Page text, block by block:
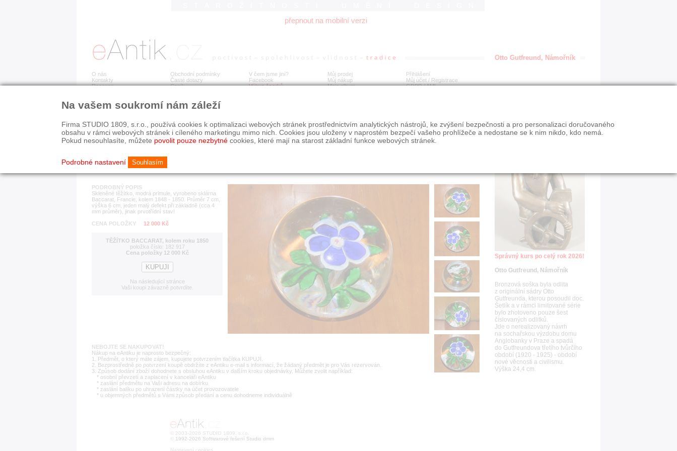
přepnout na mobilní verzi
O nás
Kontakty
Recenze
Obchodní podmínky
Časté dotazy
Ceník
V čem jsme jiní?
Facebook
Výkup šperků
Můj prodej
Můj nákup
Moje album
Přihlášení
Můj účet / Registrace
GDPR/AML
Detail položky č. 182 917 TĚŽÍTKO BACCARAT, kolem roku 1850
PODROBNÝ POPIS
Skleněné těžítko, modrá primule, vyrobeno sklárna
Baccarat, Francie, kolem 1848 - 1850. Průměr 7 cm,
výška 6 cm, jeden malý defekt při základně (cca 4
mm průměr), jinak prvotřídní stav!
CENA POLOŽKY
12 000 Kč
TĚŽÍTKO BACCARAT, kolem roku 1850
položka číslo: 182 917
Cena položky 12 000 Kč
Na následující stránce
Vaši koupi závazně potvrdíte.
NEBOJTE SE NAKUPOVAT!
Nákup na eAntiku je naprosto bezpečný:
1. Předmět, o který máte zájem, kupujete potvrzením tlačítka KUPUJI.
2. Bezprostředně po potvrzení koupě obdržíte z eAntiku e-mail s informací, že žádaný předmět je pro Vás rezervován.
3. Způsob dodání zboží dohodnete s obsluhou eAntiku v dalším kroku objednávky. Můžete zvolit například:
* osobní převzetí a zaplacení v kanceláři eAntiku
* zaslání předmětu na Vaši adresu na dobírku
* zaslání balíku po uhrazení částky na účet provozovatele
* u objemných předmětů s Vámi způsob předání a cenu dohodneme individuálně
© 2003-2026 STUDIO 1809, s.r.o.
1992-2026 Softwarové řešení Studio dmm
Nastavení cookies
Otto Gutfreund, Námořník
Správný kurs po celý rok 2026!
Otto Gutfreund, Námořník
Bronzová soška byla odlita
z originální sádry Otto
Gutfreunda, kterou posoudil doc.
Šetlík a v rámci limitované série
bylo zhotoveno pouze šest
číslovaných odlitků.
Jde o nerealizovaný návrh
na sochařskou výzdobu domu
Anglobanky v Praze a spadá
do Gutfreundova třetího tvůrčího
období (1920 - 1925) - období
nové věcnosti a civilismu.
Výška 24,4 cm.
Na vašem soukromí nám záleží
Firma STUDIO 1809, s.r.o., používá cookies k optimalizaci webových stránek prostřednictvím analytických nástrojů, ke zvýšení bezpečnosti a pro personalizaci doručovaného
obsahu v rámci webových stránek i cíleného marketingu mimo nich. Cookies jsou uloženy v naprostém bezpečí vašeho prohlížeče a nedostane se k nim nikdo, kdo nemá.
Pokud nesouhlasíte, můžete povolit pouze nezbytné cookies, které mají na starost základní funkce webových stránek.
Podrobné nastavení Souhlasím